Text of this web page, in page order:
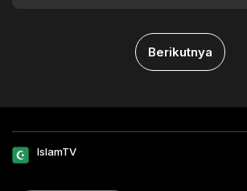
Berikutnya
IslamTV